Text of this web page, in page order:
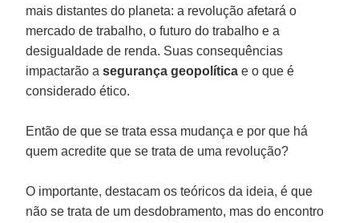
mais distantes do planeta: a revolução afetará o
mercado de trabalho, o futuro do trabalho e a
desigualdade de renda. Suas consequências
impactarão asegurança geopolítica e o que é
considerado ético.
Então de que se trata essa mudança e por que há
quem acredite que se trata de uma revolução?
O importante, destacam os teóricos da ideia, é que
não se trata de um desdobramento, mas do encontro